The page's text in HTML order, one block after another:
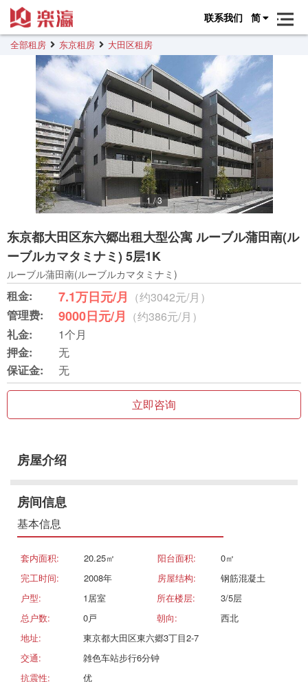
联系我们 简
全部租房 东京租房 大田区租房
1 /3
东京都大田区东六郷出租大型公寓 ルーブル蒲田南(ル
ーブルカマタミナミ) 5层1K
ルーブル蒲田南(ルーブルカマタミナミ)
租金: 7.1万日元/月 （约3042元/月）
管理费:
9000日元/月 （约386元/月）
礼金:
1个月
押金:
无
保证金:
无
立即咨询
房屋介绍
房间信息
基本信息
套内面积: 20.25㎡ 阳台面积:
0㎡
完工时间:
2008年 房屋结构:
钢筋混凝土
户型:
1居室 所在楼层:
3/5层
总户数:
0戸 朝向:
西北
地址:
東京都大田区東六郷3丁目2-7
交通:
雑色车站步行6分钟
抗震性:
优